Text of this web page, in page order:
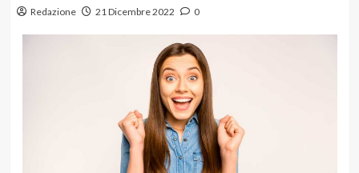
Redazione 21 Dicembre 2022 0